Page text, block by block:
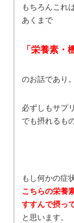
もちろんこれ
あくまで
「栄養素・
のお話であり。
必ずしもサプ
でも摂れるも
もし何かの症
こちらの栄養
すすんで摂っ
と思います。